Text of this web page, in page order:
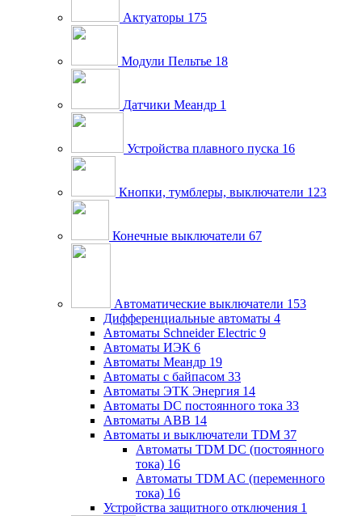
Актуаторы 175
Модули Пельтье 18
Датчики Меандр 1
Устройства плавного пуска 16
Кнопки, тумблеры, выключатели 123
Конечные выключатели 67
Автоматические выключатели 153
Дифференциальные автоматы 4
Автоматы Schneider Electric 9
Автоматы ИЭК 6
Автоматы Меандр 19
Автоматы с байпасом 33
Автоматы ЭТК Энергия 14
Автоматы DC постоянного тока 33
Автоматы ABB 14
Автоматы и выключатели TDM 37
Автоматы TDM DC (постоянного
тока) 16
Автоматы TDM AC (переменного
тока) 16
Устройства защитного отключения 1